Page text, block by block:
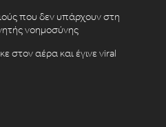
που δεν υπάρχουν στη
νοημοσύνης
στον αέρα και έγινε viral